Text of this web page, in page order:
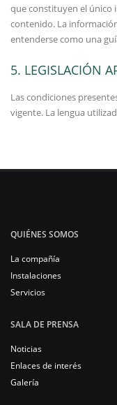
que constituyen el único
contenido. La
entenderse como una
5. LEGISLACIÓN
Las condiciones
vigente. La lengua
QUIÉNES SOMOS
La compañía
Instalaciones
Servicios
SALA DE PRENSA
Noticias
Enlaces de interés
Galería